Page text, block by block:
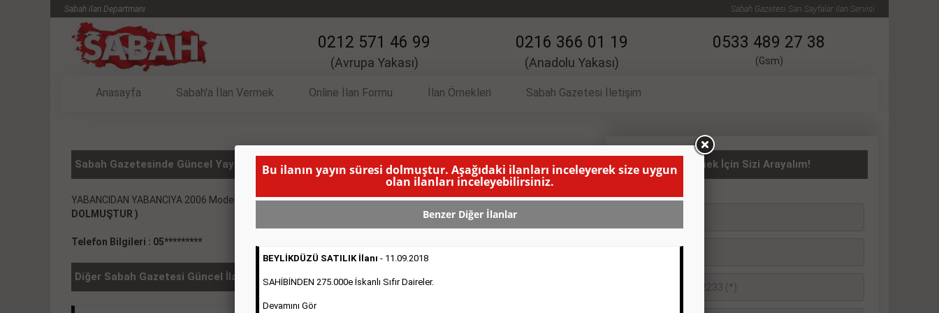
Sabah ilan Departmanı Sabah Gazetesi Sarı Sayfalar ilan Servisi
0212 571 46 99
(Avrupa Yakası)
0216 366 01 19
(Anadolu Yakası)
0533 489 27 38
(Gsm)
Anasayfa Sabah'a İlan Vermek Online İlan Formu İlan Örnekleri Sabah Gazetesi İletişim
Sabah Gazetesinde Güncel Yayınlanmış Vasıta İlanı
YABANCIDAN YABANCIYA 2006 Model Mercedes CLS-320 Dizel 60.000e( BU İLANIN YAYINLANMA SÜRESİ
DOLMUŞTUR )
Telefon Bilgileri : 05*********
Diğer Sabah Gazetesi Güncel İlanlar
Vasıta İlanı Vermek İçin Sizi Arayalım!
Bu ilanın yayın süresi dolmuştur. Aşağıdaki ilanları inceleyerek size uygun
olan ilanları inceleyebilirsiniz.
Benzer Diğer İlanlar
BEYLİKDÜZÜ SATILIK İlanı - 11.09.2018
SAHİBİNDEN 275.000e İskanlı Sıfır Daireler.
Devamını Gör